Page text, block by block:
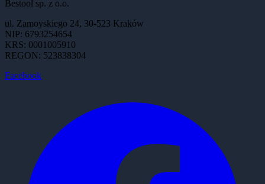
Bestool sp. z o.o.
ul. Zamoyskiego 24, 30-523 Kraków
NIP: 6793254654
KRS: 0001005910
REGON: 523838304
Facebook